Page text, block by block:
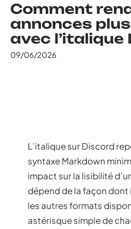
Comment
annonces
avec l’italique
09/06/2026
L’italique sur Discord
syntaxe Markdown
impact sur la lisibilité
dépend de la façon dont
les autres formats
astérisque simple de